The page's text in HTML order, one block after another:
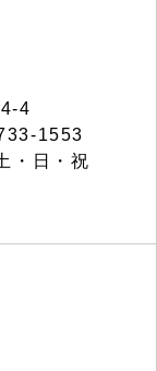
4
1553
・日・祝